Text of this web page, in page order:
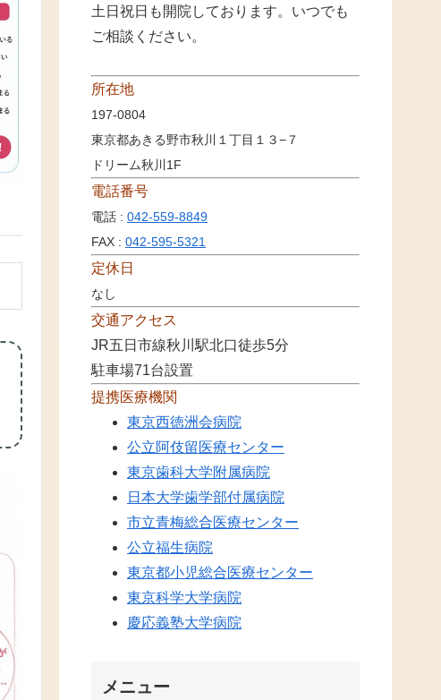
土日祝日も開院しております。いつでも
ご相談ください。
所在地
197-0804
東京都あきる野市秋川１丁目１３−７
ドリーム秋川1F
電話番号
電話 : 042-559-8849
FAX : 042-595-5321
定休日
なし
交通アクセス
JR五日市線秋川駅北口徒歩5分
駐車場71台設置
提携医療機関
東京西徳洲会病院
公立阿伎留医療センター
東京歯科大学附属病院
日本大学歯学部付属病院
市立青梅総合医療センター
公立福生病院
東京都小児総合医療センター
東京科学大学病院
慶応義塾大学病院
メニュー